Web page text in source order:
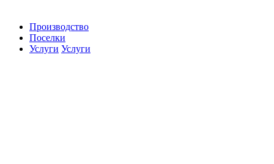
Производство
Поселки
Услуги Услуги